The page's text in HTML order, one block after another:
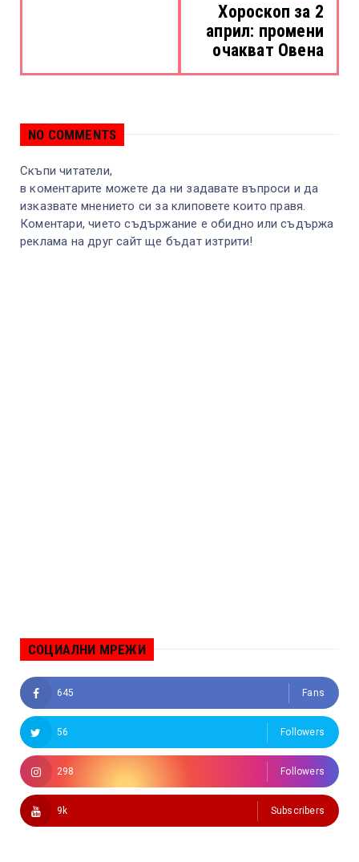
Хороскоп за 2
април: промени
очакват Овена
NO COMMENTS
Скъпи читатели,
в коментарите можете да ни задавате въпроси и да
изказвате мнението си за клиповете които правя.
Коментари, чието съдържание е обидно или съдържа
реклама на друг сайт ще бъдат изтрити!
СОЦИАЛНИ МРЕЖИ
645 Fans
56 Followers
298 Followers
9k Subscribers